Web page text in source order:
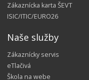
Zákaznícka karta ŠEVT
ISIC/ITIC/EURO26
Naše služby
Zákaznícky servis
eTlačivá
Škola na webe